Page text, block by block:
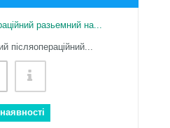
разьемний на...
післяопераційний...